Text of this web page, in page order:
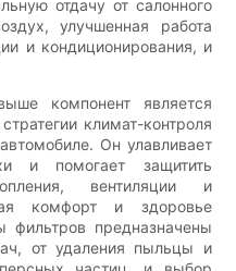
отдачу от салонного
улучшенная работа
и кондиционирования, и
компонент является
климат-контроля
Он улавливает
и помогает защитить
вентиляции и
комфорт и здоровье
фильтров предназначены
от удаления пыльцы и